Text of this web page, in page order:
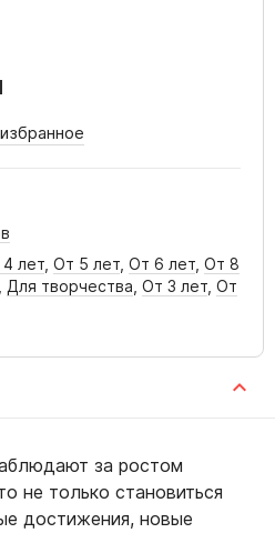
лет От 5 лет От 6 лет От 8
Для творчества От 3 лет От
за ростом
не только становиться
достижения, новые